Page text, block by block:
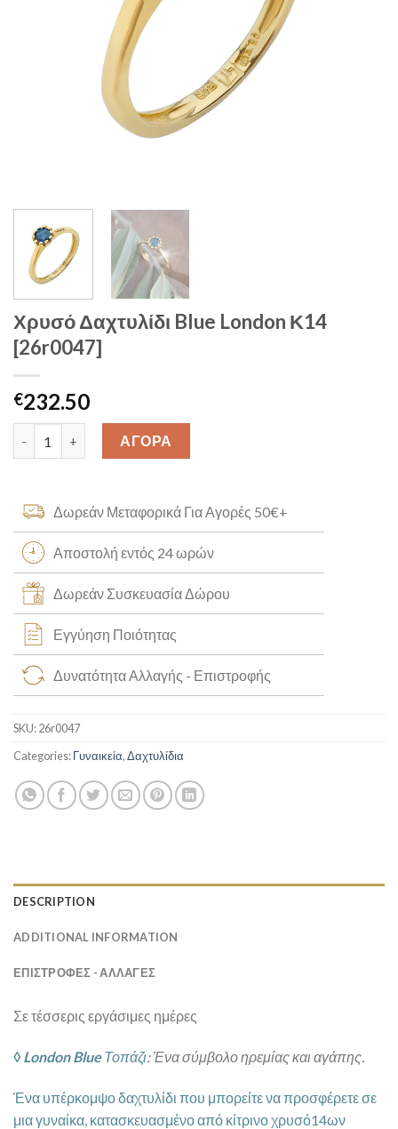
Χρυσό Δαχτυλίδι Blue London Κ14
[26r0047]
€232.50
Χρυσό Δαχτυλίδι Blue London Κ14 [26r0047] quantity
ΑΓΟΡΑ
Δωρεάν Μεταφορικά Για Αγορές 50€+
Αποστολή εντός 24 ωρών
Δωρεάν Συσκευασία Δώρου
Εγγύηση Ποιότητας
Δυνατότητα Αλλαγής - Επιστροφής
SKU:26r0047
Categories:Γυναικεία,Δαχτυλίδια
DESCRIPTION
ADDITIONAL INFORMATION
ΕΠΙΣΤΡΟΦΕΣ - ΑΛΛΑΓΕΣ
Σε τέσσερις εργάσιμες ημέρες
◊ London BlueΤοπάζι:Ένα σύμβολο ηρεμίας και αγάπης.
Ένα υπέρκομψο δαχτυλίδι που μπορείτε να προσφέρετε σε
μια γυναίκα, κατασκευασμένο από κίτρινο χρυσό14ων